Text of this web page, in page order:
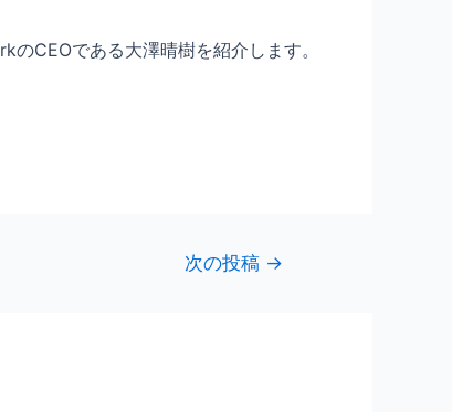
CEOである大澤晴樹を紹介します。
次の投稿 →